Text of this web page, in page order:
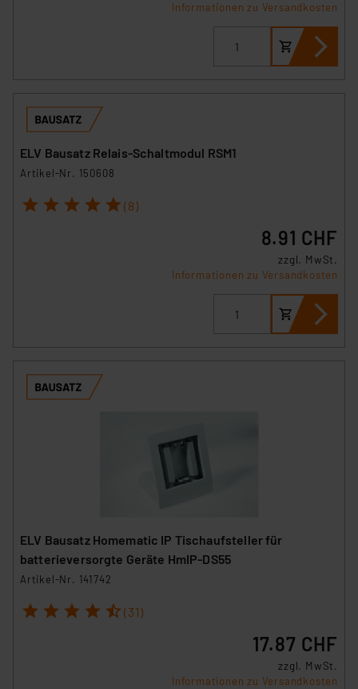
Informationen zu Versandkosten
ELV Bausatz Relais-Schaltmodul RSM1
Artikel-Nr. 150608
1 2 3 4 5 (8)
8.91 CHF
zzgl. MwSt.
Informationen zu Versandkosten
ELV Bausatz Homematic IP Tischaufsteller für
batterieversorgte Geräte HmIP-DS55
Artikel-Nr. 141742
1 2 3 4 5 (31)
17.87 CHF
zzgl. MwSt.
Informationen zu Versandkosten